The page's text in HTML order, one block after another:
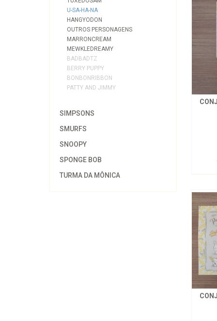
U-SA-HA-NA
HANGYODON
OUTROS PERSONAGENS
MARRONCREAM
MEWKLEDREAMY
BADBADTZ
BERRY PUPPY
BONBONRIBBON
PATTY AND JIMMY
SIMPSONS
SMURFS
SNOOPY
SPONGE BOB
TURMA DA MÔNICA